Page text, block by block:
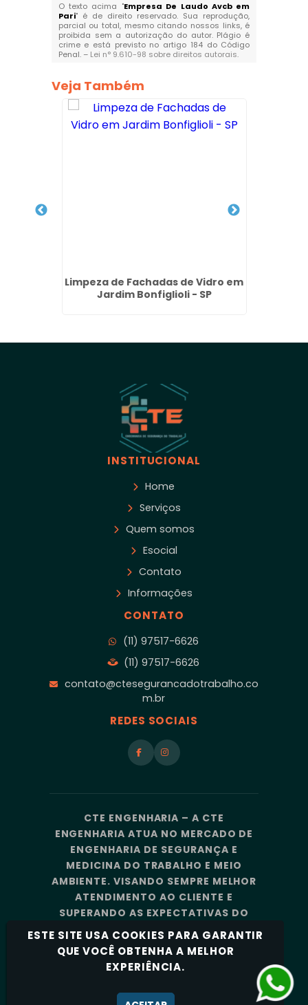
O texto acima "Empresa De Laudo Avcb em
Pari" é de direito reservado. Sua reprodução,
parcial ou total, mesmo citando nossos links, é
proibida sem a autorização do autor. Plágio é
crime e está previsto no artigo 184 do Código
Penal. – Lei n° 9.610-98 sobre direitos autorais.
Veja Também
Limpeza de Fachadas de Vidro em
Jardim Bonfiglioli - SP
INSTITUCIONAL
Home
Serviços
Quem somos
Esocial
Contato
Informações
CONTATO
(11) 97517-6626
(11) 97517-6626
contato@ctesegurancadotrabalho.co
m.br
REDES SOCIAIS
CTE ENGENHARIA – A CTE
ENGENHARIA ATUA NO MERCADO DE
ENGENHARIA DE SEGURANÇA E
MEDICINA DO TRABALHO E MEIO
AMBIENTE. VISANDO SEMPRE MELHOR
ATENDIMENTO AO CLIENTE E
SUPERANDO AS EXPECTATIVAS DO
MERCADO, A CTE ENGENHARIA
CONTA COM UMA EQUIPE DE
PROFISSIONAIS ALTAMENTE
Política de Privacidade
ESTE SITE USA COOKIES PARA GARANTIR
QUE VOCÊ OBTENHA A MELHOR
EXPERIÊNCIA.